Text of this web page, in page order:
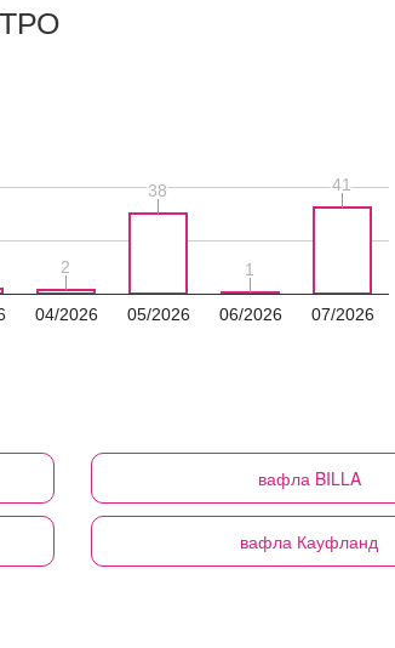
04/2026 05/2026 06/2026 07/2026
2
2
38
38
1
1
41
41
вафла BILLA
вафла Кауфланд